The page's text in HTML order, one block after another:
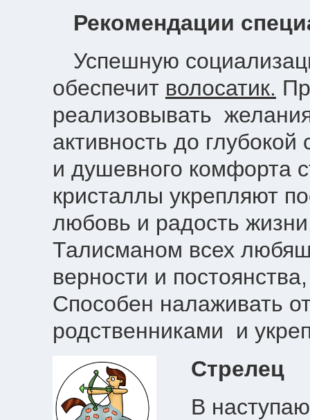
Рекомендации
Успешную
обеспечит волосатик.
реализовывать
активность до
и душевного комфорта
кристаллы укрепляют
любовь и радость
Талисманом всех
верности и
Способен налаживать
родственниками и
Стрелец
В